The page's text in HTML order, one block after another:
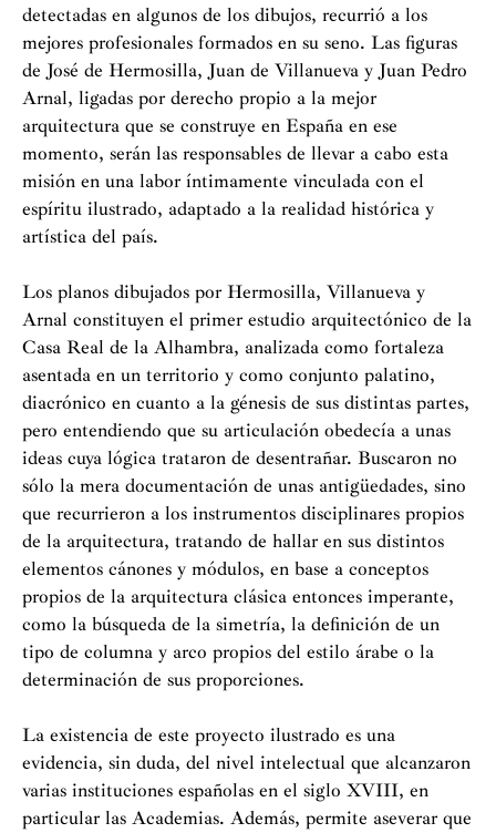
detectadas en algunos de los dibujos, recurrió a los
mejores profesionales formados en su seno. Las figuras
de José de Hermosilla, Juan de Villanueva y Juan Pedro
Arnal, ligadas por derecho propio a la mejor
arquitectura que se construye en España en ese
momento, serán las responsables de llevar a cabo esta
misión en una labor íntimamente vinculada con el
espíritu ilustrado, adaptado a la realidad histórica y
artística del país.
Los planos dibujados por Hermosilla, Villanueva y
Arnal constituyen el primer estudio arquitectónico de la
Casa Real de la Alhambra, analizada como fortaleza
asentada en un territorio y como conjunto palatino,
diacrónico en cuanto a la génesis de sus distintas partes,
pero entendiendo que su articulación obedecía a unas
ideas cuya lógica trataron de desentrañar. Buscaron no
sólo la mera documentación de unas antigüedades, sino
que recurrieron a los instrumentos disciplinares propios
de la arquitectura, tratando de hallar en sus distintos
elementos cánones y módulos, en base a conceptos
propios de la arquitectura clásica entonces imperante,
como la búsqueda de la simetría, la definición de un
tipo de columna y arco propios del estilo árabe o la
determinación de sus proporciones.
La existencia de este proyecto ilustrado es una
evidencia, sin duda, del nivel intelectual que alcanzaron
varias instituciones españolas en el siglo XVIII, en
particular las Academias. Además, permite aseverar que